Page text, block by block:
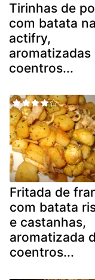
Tirinhas de
com batata na
actifry,
aromatizadas
coentros...
Fritada de
com batata
e castanhas,
aromatizada
coentros...